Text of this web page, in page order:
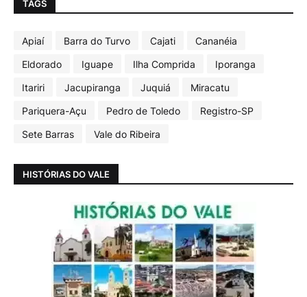
TAGS
Apiaí Barra do Turvo Cajati
Cananéia
Eldorado
Iguape Ilha Comprida
Iporanga
Itariri
Jacupiranga Juquiá
Miracatu
Pariquera-Açu
Pedro de Toledo
Registro-SP
Sete Barras
Vale do Ribeira
HISTÓRIAS DO VALE